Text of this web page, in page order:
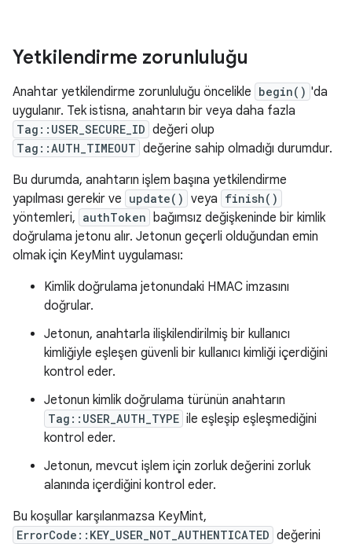
Yetkilendirme zorunluluğu
Anahtar yetkilendirme zorunluluğu öncelikle begin() 'da
uygulanır. Tek istisna, anahtarın bir veya daha fazla
Tag::USER_SECURE_ID değeri olup
Tag::AUTH_TIMEOUT değerine sahip olmadığı durumdur.
Bu durumda, anahtarın işlem başına yetkilendirme
yapılması gerekir ve update() veya finish()
yöntemleri, authToken bağımsız değişkeninde bir kimlik
doğrulama jetonu alır. Jetonun geçerli olduğundan emin
olmak için KeyMint uygulaması:
Kimlik doğrulama jetonundaki HMAC imzasını
doğrular.
Jetonun, anahtarla ilişkilendirilmiş bir kullanıcı
kimliğiyle eşleşen güvenli bir kullanıcı kimliği içerdiğini
kontrol eder.
Jetonun kimlik doğrulama türünün anahtarın
Tag::USER_AUTH_TYPE ile eşleşip eşleşmediğini
kontrol eder.
Jetonun, mevcut işlem için zorluk değerini zorluk
alanında içerdiğini kontrol eder.
Bu koşullar karşılanmazsa KeyMint,
ErrorCode::KEY_USER_NOT_AUTHENTICATED değerini